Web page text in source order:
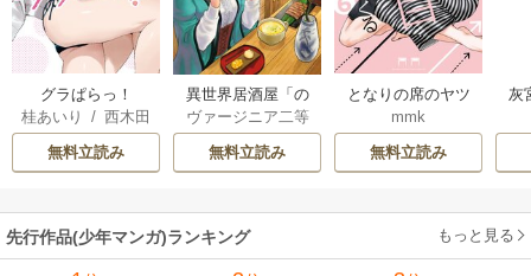
グラぱらっ！
桂あいり
/西木田
景志
無料立読み
異世界居酒屋「の
ぶ」
ヴァージニア二等
兵/蝉川夏哉/転
無料立読み
となりの席のヤツ
がそういう目で見
てくる
mmk
無料立読み
灰
先行作品(少年マンガ)ランキング もっと見る